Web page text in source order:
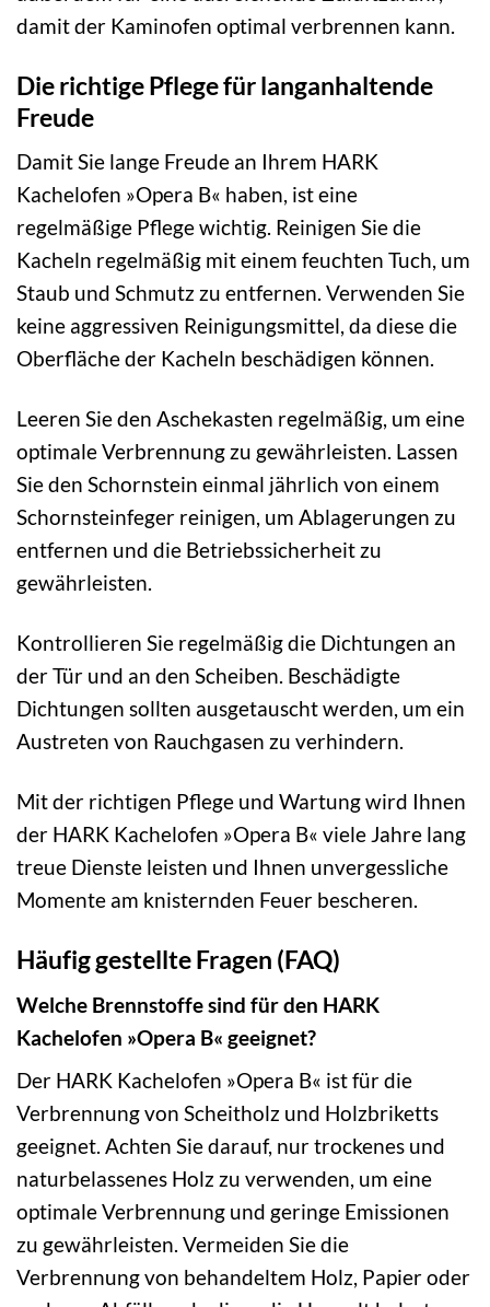
damit der Kaminofen optimal verbrennen kann.
Die richtige Pflege für langanhaltende
Freude
Damit Sie lange Freude an Ihrem HARK
Kachelofen »Opera B« haben, ist eine
regelmäßige Pflege wichtig. Reinigen Sie die
Kacheln regelmäßig mit einem feuchten Tuch, um
Staub und Schmutz zu entfernen. Verwenden Sie
keine aggressiven Reinigungsmittel, da diese die
Oberfläche der Kacheln beschädigen können.
Leeren Sie den Aschekasten regelmäßig, um eine
optimale Verbrennung zu gewährleisten. Lassen
Sie den Schornstein einmal jährlich von einem
Schornsteinfeger reinigen, um Ablagerungen zu
entfernen und die Betriebssicherheit zu
gewährleisten.
Kontrollieren Sie regelmäßig die Dichtungen an
der Tür und an den Scheiben. Beschädigte
Dichtungen sollten ausgetauscht werden, um ein
Austreten von Rauchgasen zu verhindern.
Mit der richtigen Pflege und Wartung wird Ihnen
der HARK Kachelofen »Opera B« viele Jahre lang
treue Dienste leisten und Ihnen unvergessliche
Momente am knisternden Feuer bescheren.
Häufig gestellte Fragen (FAQ)
Welche Brennstoffe sind für den HARK
Kachelofen »Opera B« geeignet?
Der HARK Kachelofen »Opera B« ist für die
Verbrennung von Scheitholz und Holzbriketts
geeignet. Achten Sie darauf, nur trockenes und
naturbelassenes Holz zu verwenden, um eine
optimale Verbrennung und geringe Emissionen
zu gewährleisten. Vermeiden Sie die
Verbrennung von behandeltem Holz, Papier oder